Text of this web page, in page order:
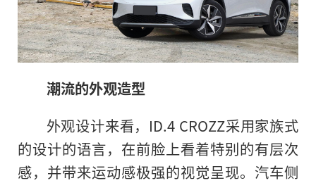
潮流的外观造型
外观设计来看，ID.4 CROZZ采用家族式
的设计的语言，在前脸上看着特别的有层次
感，并带来运动感极强的视觉呈现。汽车侧